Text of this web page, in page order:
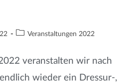
Veranstaltungen 2022
veranstalten wir nach
wieder ein Dressur-,